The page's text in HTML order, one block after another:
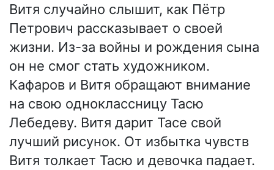
Витя случайно слышит, как Пётр
Петрович рассказывает о своей
жизни. Из-за войны и рождения сына
он не смог стать художником.
Кафаров и Витя обращают внимание
на свою одноклассницу Тасю
Лебедеву. Витя дарит Тасе свой
лучший рисунок. От избытка чувств
Витя толкает Тасю и девочка падает.